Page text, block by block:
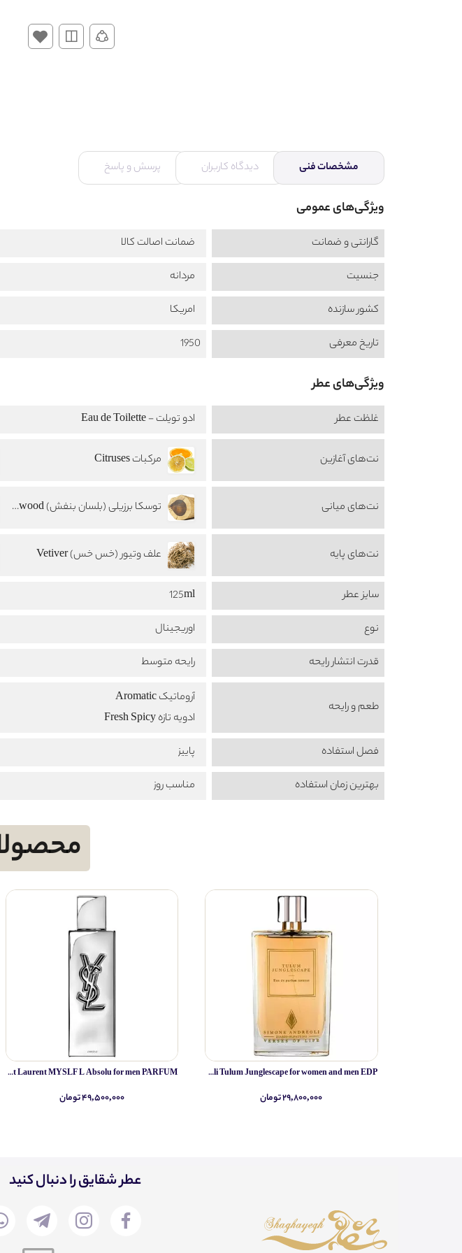
مشخصات فنی دیدگاه کاربران پرسش و پاسخ
ویژگی‌های عمومی
گارانتی و ضمانت
ضمانت اصالت کالا
جنسیت
مردانه
کشور سازنده
امریکا
تاریخ معرفی
1950
ویژگی‌های عطر
غلظت عطر ادو تویلت - Eau de Toilette
نت‌های آغازین مرکبات Citruses
نت‌های میانی توسکا برزیلی (بلسان بنفش) Brazilian Rosewood
نت‌های پایه علف وتیور (خس خس) Vetiver
سایز عطر
125ml
نوع
اوریجینال
قدرت انتشار رایحه
رایحه متوسط
طعم‌ و رایحه
آروماتیک Aromatic
ادویه تازه Fresh Spicy
فصل استفاده
پاییز
بهترین زمان استفاده
مناسب روز
Simone Andreoli Tulum Junglescape for women and men EDP
۲۹,۸۰۰,۰۰۰ تومان
Yves Saint Laurent MYSLF L Absolu for men PARFUM
۴۹,۵۰۰,۰۰۰ تومان
عطر شقایق را دنبال کنید